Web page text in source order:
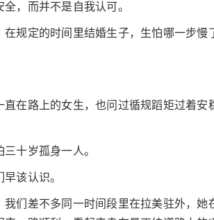
，而并不是自我认可。
规定的时间里结婚生子，生怕哪一步
在路上的女生，也问过循规蹈矩过着
十岁孤身一人。
该认识。
们差不多同一时间段里在拉美驻外，